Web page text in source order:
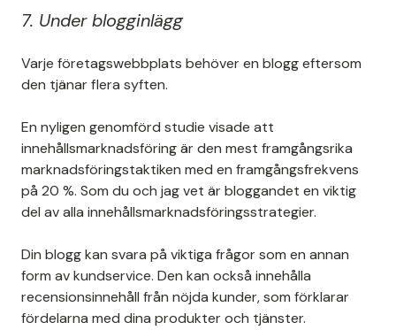
7. Under blogginlägg
Varje företagswebbplats behöver en blogg eftersom
den tjänar flera syften.
En nyligen genomförd studie visade att
innehållsmarknadsföring är den mest framgångsrika
marknadsföringstaktiken med en framgångsfrekvens
på 20 %. Som du och jag vet är bloggandet en viktig
del av alla innehållsmarknadsföringsstrategier.
Din blogg kan svara på viktiga frågor som en annan
form av kundservice. Den kan också innehålla
recensionsinnehåll från nöjda kunder, som förklarar
fördelarna med dina produkter och tjänster.